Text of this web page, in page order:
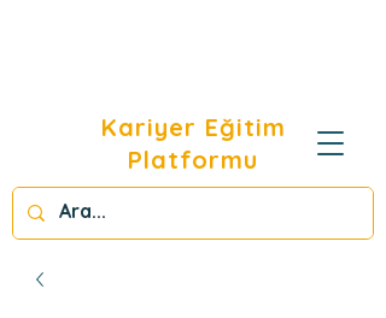
Kariyer Eğitim
Platformu